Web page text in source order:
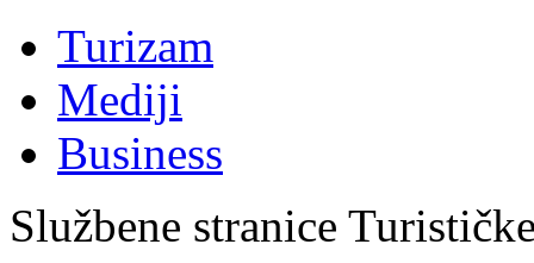
Turizam
Mediji
Business
Službene stranice